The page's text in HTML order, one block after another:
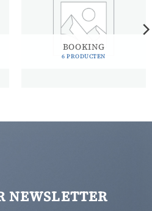
BOOKING
6 PRODUCTEN
NEWSLETTER